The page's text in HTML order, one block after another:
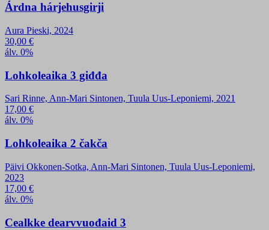
Árdna hárjehusgirji
Aura Pieski, 2024
30,00 €
álv. 0%
Lohkoleaika 3 giđđa
Sari Rinne, Ann-Mari Sintonen, Tuula Uus-Leponiemi, 2021
17,00 €
álv. 0%
Lohkoleaika 2 čakča
Päivi Okkonen-Sotka, Ann-Mari Sintonen, Tuula Uus-Leponiemi,
2023
17,00 €
álv. 0%
Cealkke dearvvuođaid 3